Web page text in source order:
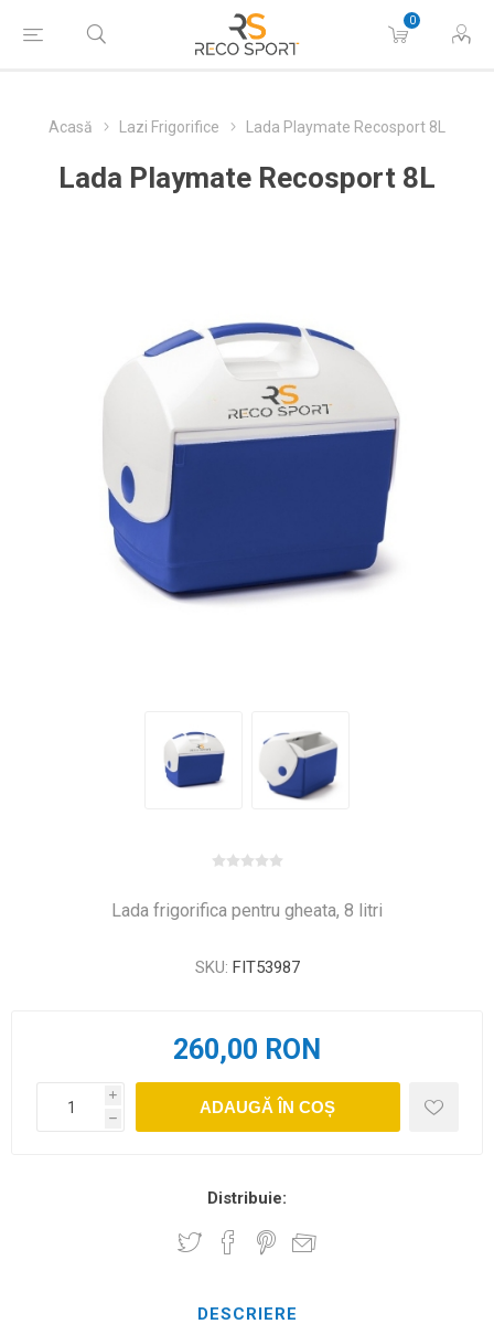
0
Acasă Lazi Frigorifice Lada Playmate Recosport 8L
Lada Playmate Recosport 8L
Lada frigorifica pentru gheata, 8 litri
SKU: FIT53987
260,00 RON
i
h
ADAUGĂ ÎN COȘ
Distribuie:
DESCRIERE